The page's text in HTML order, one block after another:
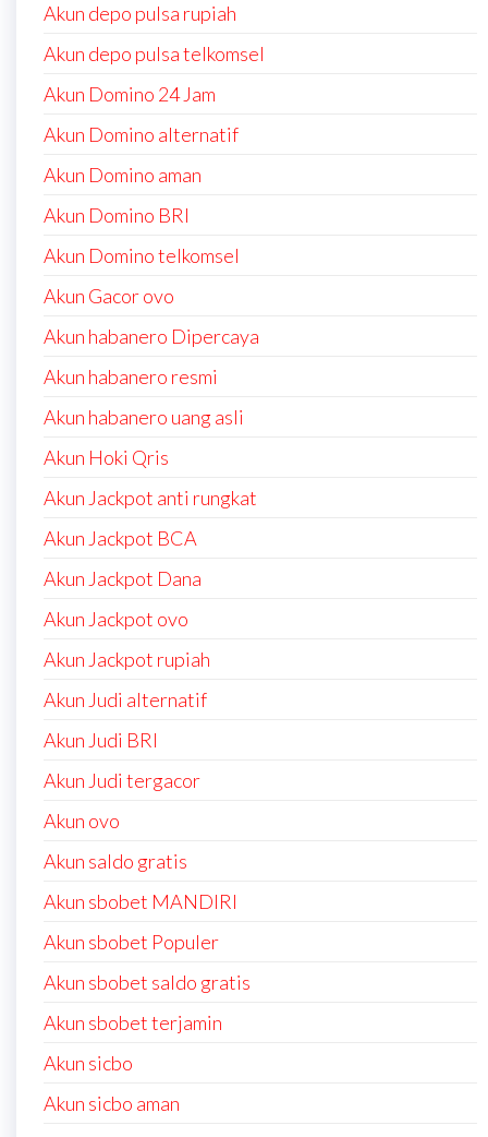
Akun depo pulsa rupiah
Akun depo pulsa telkomsel
Akun Domino 24 Jam
Akun Domino alternatif
Akun Domino aman
Akun Domino BRI
Akun Domino telkomsel
Akun Gacor ovo
Akun habanero Dipercaya
Akun habanero resmi
Akun habanero uang asli
Akun Hoki Qris
Akun Jackpot anti rungkat
Akun Jackpot BCA
Akun Jackpot Dana
Akun Jackpot ovo
Akun Jackpot rupiah
Akun Judi alternatif
Akun Judi BRI
Akun Judi tergacor
Akun ovo
Akun saldo gratis
Akun sbobet MANDIRI
Akun sbobet Populer
Akun sbobet saldo gratis
Akun sbobet terjamin
Akun sicbo
Akun sicbo aman